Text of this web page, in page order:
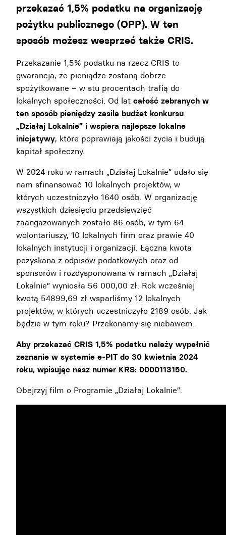
przekazać 1,5% podatku na organizację
pożytku publicznego (OPP). W ten
sposób możesz wesprzeć także CRIS.
Przekazanie 1,5% podatku na rzecz CRIS to
gwarancja, że pieniądze zostaną dobrze
spożytkowane – w stu procentach trafią do
lokalnych społeczności. Od lat całość zebranych w
ten sposób pieniędzy zasila budżet konkursu
„Działaj Lokalnie” i wspiera najlepsze lokalne
inicjatywy, które poprawiają jakości życia i budują
kapitał społeczny.
W 2024 roku w ramach „Działaj Lokalnie” udało się
nam sfinansować 10 lokalnych projektów, w
których uczestniczyło 1640 osób. W organizację
wszystkich dziesięciu przedsięwzięć
zaangażowanych zostało 86 osób, w tym 64
wolontariuszy, 10 lokalnych firm oraz prawie 40
lokalnych instytucji i organizacji. Łączna kwota
pozyskana z odpisów podatkowych oraz od
sponsorów i rozdysponowana w ramach „Działaj
Lokalnie” wyniosła 56 000,00 zł. Rok wcześniej
kwotą 54899,69 zł wsparliśmy 12 lokalnych
projektów, w których uczestniczyło 2189 osób. Jak
będzie w tym roku? Przekonamy się niebawem.
Aby przekazać CRIS 1,5% podatku należy wypełnić
zeznanie w systemie e-PIT do 30 kwietnia 2024
roku, wpisując nasz numer KRS: 0000113150.
Obejrzyj film o Programie „Działaj Lokalnie”.